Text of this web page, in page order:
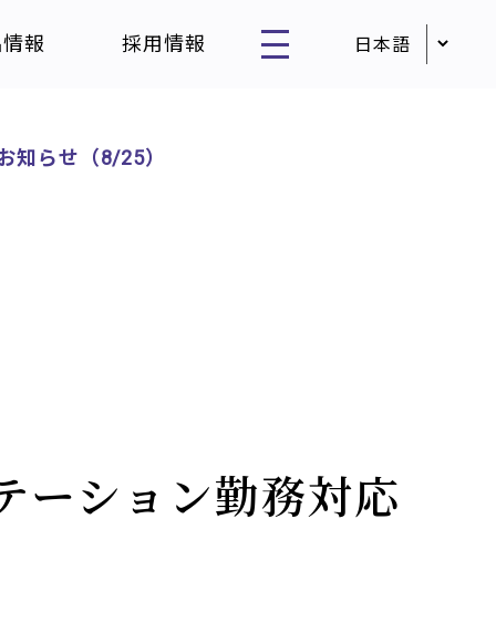
報 採用情報
知らせ（8/25）
ーション勤務対応